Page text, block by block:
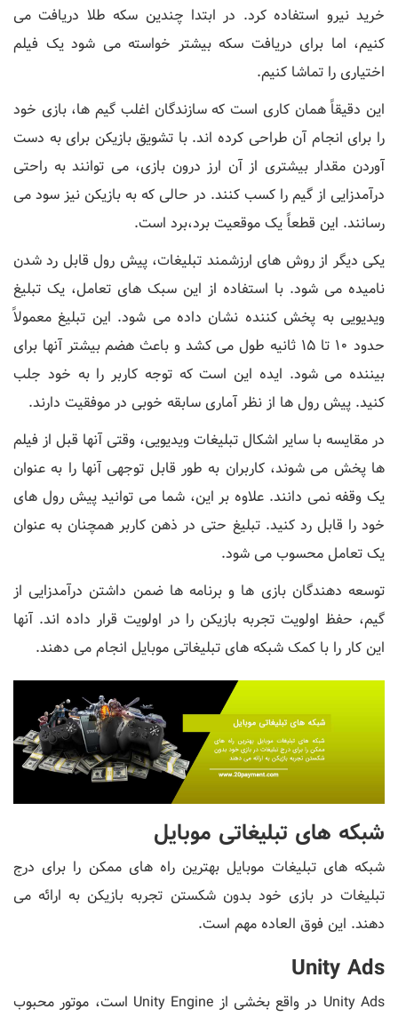
خرید نیرو استفاده کرد. در ابتدا چندین سکه طلا دریافت می
کنیم، اما برای دریافت سکه بیشتر خواسته می شود یک فیلم
اختیاری را تماشا کنیم.
این دقیقاً همان کاری است که سازندگان اغلب گیم ها، بازی خود
را برای انجام آن طراحی کرده اند. با تشویق بازیکن برای به دست
آوردن مقدار بیشتری از آن ارز درون بازی، می توانند به راحتی
درآمدزایی از گیم را کسب کنند. در حالی که به بازیکن نیز سود می
رسانند. این قطعاً یک موقعیت برد،برد است.
یکی دیگر از روش های ارزشمند تبلیغات، پیش رول قابل رد شدن
نامیده می شود. با استفاده از این سبک های تعامل، یک تبلیغ
ویدیویی به پخش کننده نشان داده می شود. این تبلیغ معمولاً
حدود 10 تا 15 ثانیه طول می کشد و باعث هضم بیشتر آنها برای
بیننده می شود. ایده این است که توجه کاربر را به خود جلب
کنید. پیش رول ها از نظر آماری سابقه خوبی در موفقیت دارند.
در مقایسه با سایر اشکال تبلیغات ویدیویی، وقتی آنها قبل از فیلم
ها پخش می شوند، کاربران به طور قابل توجهی آنها را به عنوان
یک وقفه نمی دانند. علاوه بر این، شما می توانید پیش رول های
خود را قابل رد کنید. تبلیغ حتی در ذهن کاربر همچنان به عنوان
یک تعامل محسوب می شود.
توسعه دهندگان بازی ها و برنامه ها ضمن داشتن درآمدزایی از
گیم، حفظ اولویت تجربه بازیکن را در اولویت قرار داده اند. آنها
این کار را با کمک شبکه های تبلیغاتی موبایل انجام می دهند.
شبکه های تبلیغاتی موبایل
شبکه های تبلیغات موبایل بهترین راه های ممکن را برای درج
تبلیغات در بازی خود بدون شکستن تجربه بازیکن به ارائه می
دهند. این فوق العاده مهم است.
Unity Ads
Unity Ads در واقع بخشی از Unity Engine است، موتور محبوب